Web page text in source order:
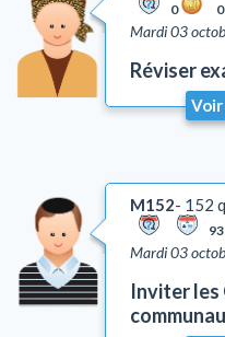
0 0
Mardi 03
Réviser
Voir
M152 152
93
Mardi 03
Inviter les